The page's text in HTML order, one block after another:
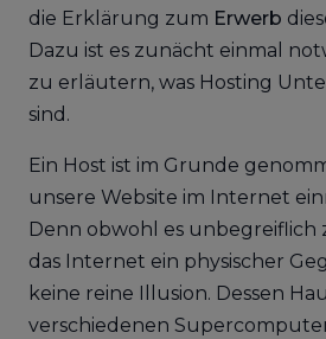
die Erklärung zum Erwerb
Dazu ist es zunächt einmal
zu erläutern, was Hosting
sind.
Ein Host ist im Grunde
unsere Website im Internet
Denn obwohl es unbegreiflich
das Internet ein physischer
keine reine Illusion. Dessen
verschiedenen